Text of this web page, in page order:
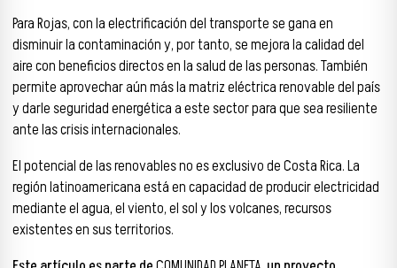
Para Rojas, con la electrificación del transporte se gana en
disminuir la contaminación y, por tanto, se mejora la calidad del
aire con beneficios directos en la salud de las personas. También
permite aprovechar aún más la matriz eléctrica renovable del país
y darle seguridad energética a este sector para que sea resiliente
ante las crisis internacionales.
El potencial de las renovables no es exclusivo de Costa Rica. La
región latinoamericana está en capacidad de producir electricidad
mediante el agua, el viento, el sol y los volcanes, recursos
existentes en sus territorios.